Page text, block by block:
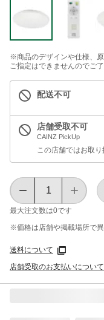
※商品のデザインや仕様、
ご指定はできませんのでご了
配送不可
店舗受取不可
CAINZ PickUp
この店舗ではお取
最大注文数は0です
※価格は​店舗や​掲載場所で​異
送料について
店舗受取のお支払いについて